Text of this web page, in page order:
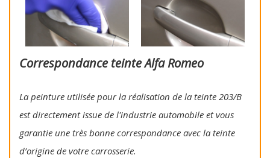
Correspondance teinte Alfa Romeo
La peinture utilisée pour la réalisation de la teinte 203/B
est directement issue de l'industrie automobile et vous
garantie une très bonne correspondance avec la teinte
d’origine de votre carrosserie.